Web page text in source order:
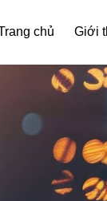
chủ Giới